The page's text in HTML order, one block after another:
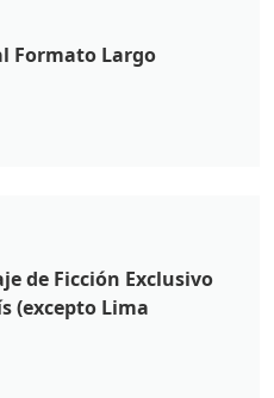
Formato Largo
de Ficción Exclusivo
(excepto Lima